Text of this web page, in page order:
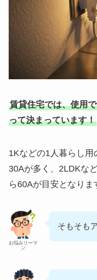
賃貸住宅では、使用
って決まっています！
1Kなどの1人暮らし用
30Aが多く、2LDKな
ら60Aが目安となりま
お悩みリーマ
ン
そもそも